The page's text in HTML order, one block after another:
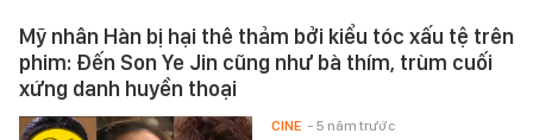
Mỹ nhân Hàn bị hại thê thảm bởi kiểu tóc xấu tệ trên
phim: Đến Son Ye Jin cũng như bà thím, trùm cuối
xứng danh huyền thoại
CINE - 5 năm trước